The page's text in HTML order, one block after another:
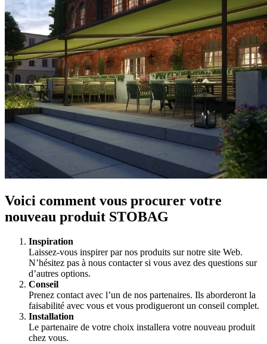
Voici comment vous procurer votre
nouveau produit STOBAG
Inspiration
Laissez-vous inspirer par nos produits sur notre site Web.
N’hésitez pas à nous contacter si vous avez des questions sur
d’autres options.
Conseil
Prenez contact avec l’un de nos partenaires. Ils aborderont la
faisabilité avec vous et vous prodigueront un conseil complet.
Installation
Le partenaire de votre choix installera votre nouveau produit
chez vous.